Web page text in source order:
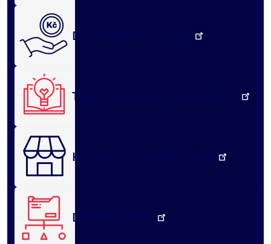
Dotační portál kraje
Týden vzdělávání dospělých
Královéhradecké tržiště
Datový portál